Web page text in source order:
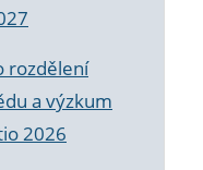
rozdělení
a výzkum
2026